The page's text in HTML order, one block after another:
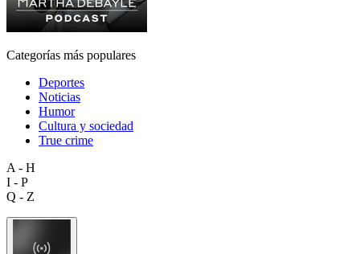
Categorías más populares
Deportes
Noticias
Humor
Cultura y sociedad
True crime
A - H
I - P
Q - Z